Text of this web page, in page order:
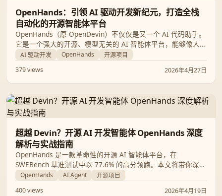
OpenHands：引领 AI 驱动开发新纪元，打造全栈
自动化的开源智能体平台
OpenHands（原 OpenDevin）不仅仅是又一个 AI 代码助手。
它是一个强大的开源、模型无关的 AI 智能体平台，能够像人类
工程师一样自主完成从漏洞修复到系统迁移的端到端开发任
务。
AI 驱动开发 OpenHands
开源项目
379 views
2026年4月27日
超越 Devin？开源 AI 开发智能体 OpenHands 深度
解析与实战指南
OpenHands 是一款革命性的开源 AI 智能体平台，在
SWEBench 基准测试中以 77.6% 的高分领跑。本文将带你深入
了解其核心架构、从 CLI 到企业级的部署方案，以及如何通过
其强大的 SDK 实现自动化软件开发。
OpenHands AI Agent
开源项目
400 views
2026年4月19日